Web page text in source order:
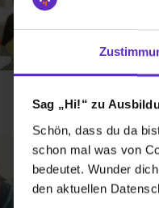
Sag „Hi!“ zu
Schön, dass du da
schon mal was von
bedeutet. Wunder
den aktuellen
Mehr
Wie gibt man